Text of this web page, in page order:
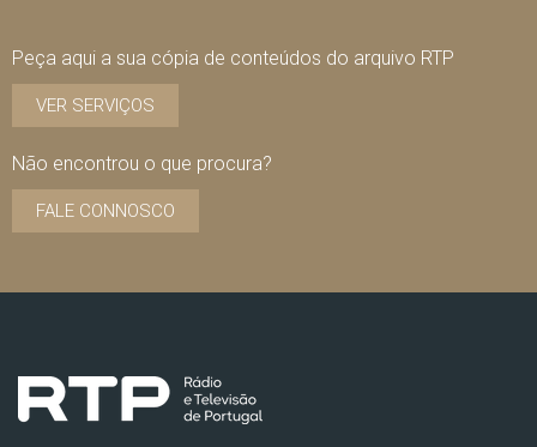
Peça aqui a sua cópia de conteúdos do arquivo RTP
VER SERVIÇOS
Não encontrou o que procura?
FALE CONNOSCO